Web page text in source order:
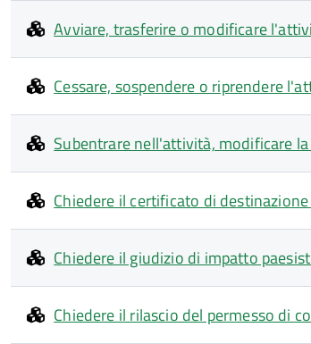
Avviare, trasferire o modificare
Cessare, sospendere o riprendere
Subentrare nell'attività, modificare
Chiedere il certificato di
Chiedere il giudizio di impatto
Chiedere il rilascio del permesso di